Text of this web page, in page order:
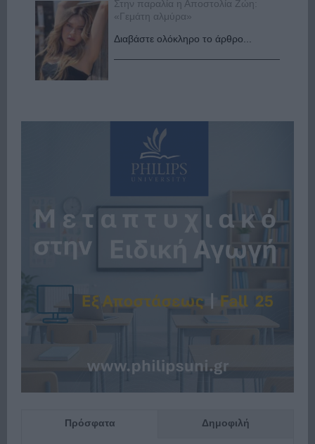
Στην παραλία η Αποστολία Ζώη:
«Γεμάτη αλμύρα»
Διαβάστε ολόκληρο το άρθρο...
Πρόσφατα Δημοφιλή